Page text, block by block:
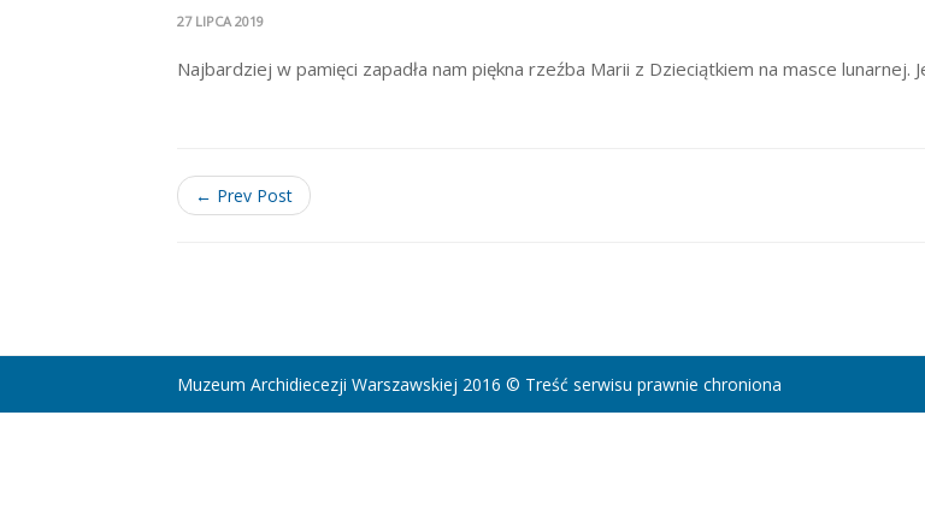
27 LIPCA 2019
Najbardziej w pamięci zapadła nam piękna rzeźba Marii z Dzieciątkiem na masce lunarnej.
← Prev Post
Muzeum Archidiecezji Warszawskiej 2016 © Treść serwisu prawnie chroniona